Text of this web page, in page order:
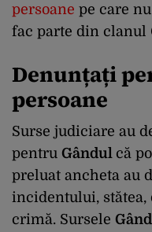
persoane pe care
fac parte din clanul
Denunțați
persoane
Surse judiciare au
pentru Gândul că
preluat ancheta au
incidentului, stătea,
crimă. Sursele